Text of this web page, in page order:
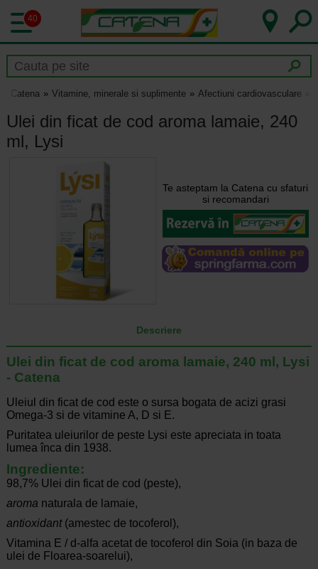
40
Catena Vitamine, minerale si suplimente Afectiuni cardiovasculare
Ulei din ficat de cod aroma lamaie, 240
ml, Lysi
Te asteptam la Catena cu sfaturi
si recomandari
Descriere
Ulei din ficat de cod aroma lamaie, 240 ml, Lysi
- Catena
Uleiul din ficat de cod este o sursa bogata de acizi grasi
Omega-3 si de vitamine A, D si E.
Puritatea uleiurilor de peste Lysi este apreciata in toata
lumea înca din 1938.
Ingrediente:
98,7% Ulei din ficat de cod (peste),
aroma naturala de lamaie,
antioxidant (amestec de tocoferol),
Vitamina E / d-alfa acetat de tocoferol din Soia (in baza de
ulei de Floarea-soarelui),